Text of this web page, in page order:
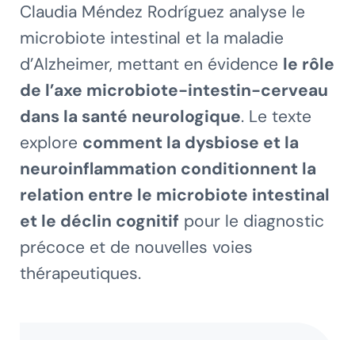
Claudia Méndez Rodríguez analyse le
microbiote intestinal et la maladie
d’Alzheimer, mettant en évidence le rôle
de l’axe microbiote-intestin-cerveau
dans la santé neurologique. Le texte
explore comment la dysbiose et la
neuroinflammation conditionnent la
relation entre le microbiote intestinal
et le déclin cognitif pour le diagnostic
précoce et de nouvelles voies
thérapeutiques.